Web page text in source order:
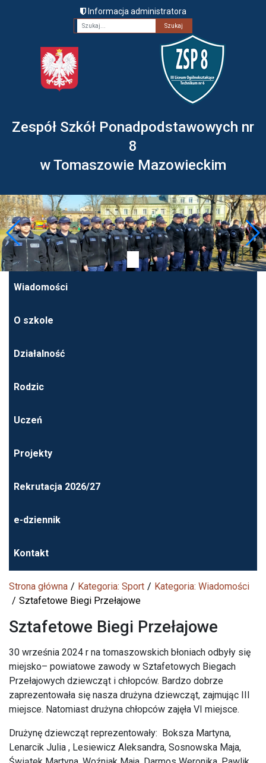
Informacja administratora
Fraza
Zespół Szkół Ponadpodstawowych nr
8
w Tomaszowie Mazowieckim
Wiadomości
O szkole
Działalność
Rodzic
Uczeń
Projekty
Rekrutacja 2026/27
e-dziennik
Kontakt
Strona główna Kategoria: Sport
Kategoria: Wiadomości
Sztafetowe Biegi Przełajowe
Sztafetowe Biegi Przełajowe
30 września 2024 r na tomaszowskich błoniach odbyły się
miejsko– powiatowe zawody w Sztafetowych Biegach
Przełajowych dziewcząt i chłopców. Bardzo dobrze
zaprezentowała się nasza drużyna dziewcząt, zajmując III
miejsce. Natomiast drużyna chłopców zajęła VI miejsce.
Drużynę dziewcząt reprezentowały: Boksza Martyna,
Lenarcik Julia , Lesiewicz Aleksandra, Sosnowska Maja,